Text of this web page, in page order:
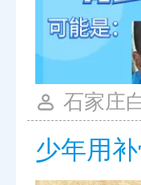
石家庄
少年用